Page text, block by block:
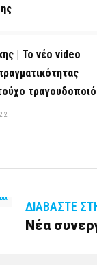
| Το νέο video
ΔΙΑΒΆΣΤΕ
Νέα